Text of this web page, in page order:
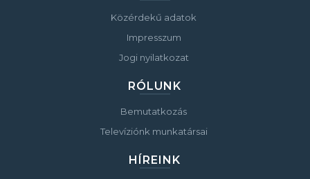
Közérdekű adatok
Impresszum
Jogi nyilatkozat
RÓLUNK
Bemutatkozás
Televíziónk munkatársai
HÍREINK